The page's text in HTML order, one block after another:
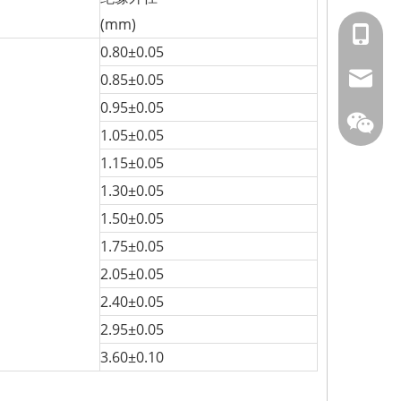
(mm)
0.80±0.05
0.85±0.05
0.95±0.05
1.05±0.05
1.15±0.05
1.30±0.05
1.50±0.05
1.75±0.05
2.05±0.05
2.40±0.05
2.95±0.05
3.60±0.10